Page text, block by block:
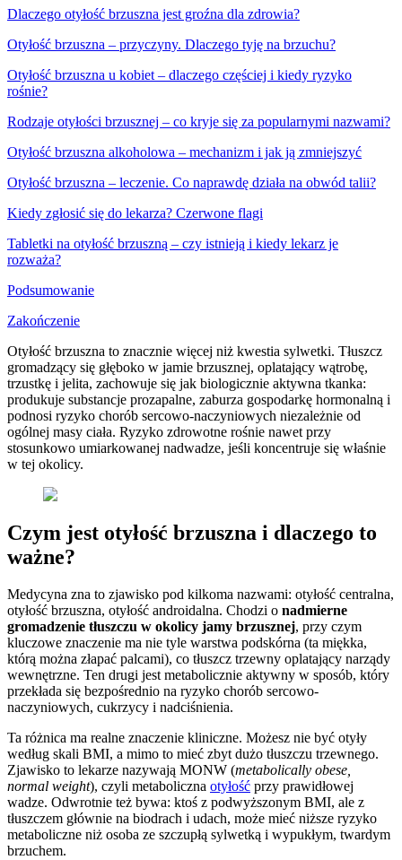
Dlaczego otyłość brzuszna jest groźna dla zdrowia?
Otyłość brzuszna – przyczyny. Dlaczego tyję na brzuchu?
Otyłość brzuszna u kobiet – dlaczego częściej i kiedy ryzyko
rośnie?
Rodzaje otyłości brzusznej – co kryje się za popularnymi nazwami?
Otyłość brzuszna alkoholowa – mechanizm i jak ją zmniejszyć
Otyłość brzuszna – leczenie. Co naprawdę działa na obwód talii?
Kiedy zgłosić się do lekarza? Czerwone flagi
Tabletki na otyłość brzuszną – czy istnieją i kiedy lekarz je
rozważa?
Podsumowanie
Zakończenie
Otyłość brzuszna to znacznie więcej niż kwestia sylwetki. Tłuszcz
gromadzący się głęboko w jamie brzusznej, oplatający wątrobę,
trzustkę i jelita, zachowuje się jak biologicznie aktywna tkanka:
produkuje substancje prozapalne, zaburza gospodarkę hormonalną i
podnosi ryzyko chorób sercowo-naczyniowych niezależnie od
ogólnej masy ciała. Ryzyko zdrowotne rośnie nawet przy
stosunkowo umiarkowanej nadwadze, jeśli koncentruje się właśnie
w tej okolicy.
Czym jest otyłość brzuszna i dlaczego to
ważne?
Medycyna zna to zjawisko pod kilkoma nazwami: otyłość centralna,
otyłość brzuszna, otyłość androidalna. Chodzi o nadmierne
gromadzenie tłuszczu w okolicy jamy brzusznej, przy czym
kluczowe znaczenie ma nie tyle warstwa podskórna (ta miękka,
którą można złapać palcami), co tłuszcz trzewny oplatający narządy
wewnętrzne. Ten drugi jest metabolicznie aktywny w sposób, który
przekłada się bezpośrednio na ryzyko chorób sercowo-
naczyniowych, cukrzycy i nadciśnienia.
Ta różnica ma realne znaczenie kliniczne. Możesz nie być otyły
według skali BMI, a mimo to mieć zbyt dużo tłuszczu trzewnego.
Zjawisko to lekarze nazywają MONW (metabolically obese,
normal weight), czyli metaboliczna otyłość przy prawidłowej
wadze. Odwrotnie też bywa: ktoś z podwyższonym BMI, ale z
tłuszczem głównie na biodrach i udach, może mieć niższe ryzyko
metaboliczne niż osoba ze szczupłą sylwetką i wypukłym, twardym
brzuchem.